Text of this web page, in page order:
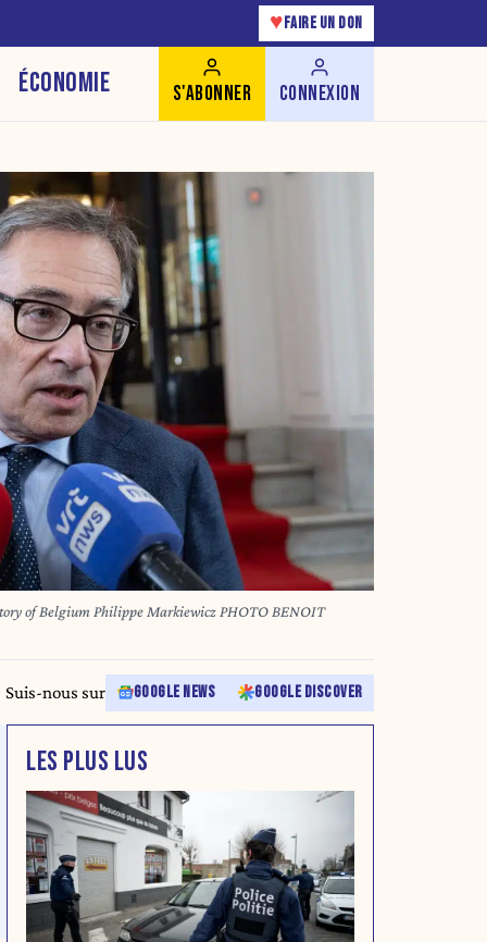
♥ FAIRE UN DON
ÉCONOMIE S'ABONNER CONNEXION
of Belgium Philippe Markiewicz PHOTO BENOIT
Suis-nous sur GOOGLE NEWS GOOGLE DISCOVER
LES PLUS LUS